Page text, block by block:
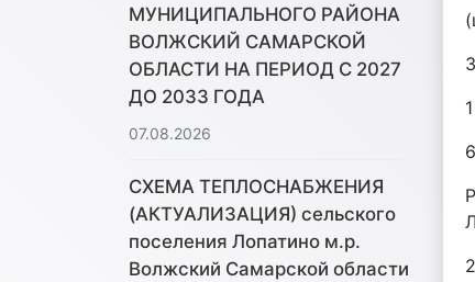
МУНИЦИПАЛЬНОГО РАЙОНА
ВОЛЖСКИЙ САМАРСКОЙ
ОБЛАСТИ НА ПЕРИОД С 2027
ДО 2033 ГОДА
07.08.2026
СХЕМА ТЕПЛОСНАБЖЕНИЯ
(АКТУАЛИЗАЦИЯ) сельского
поселения Лопатино м.р.
Волжский Самарской области
3
1
2